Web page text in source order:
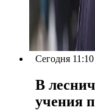
Сегодня 11:10
В
учения